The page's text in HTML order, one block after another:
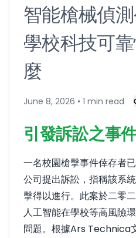
智能槍械偵
學校科技可
麼
June 8, 2026 • 1 min read
引發訴訟之事
一名校園槍擊事件倖存者
公司提出訴訟，指稱該系
擊得以進行。此案於二零
人工智能在學校等高風險
問題。根據Ars Technica